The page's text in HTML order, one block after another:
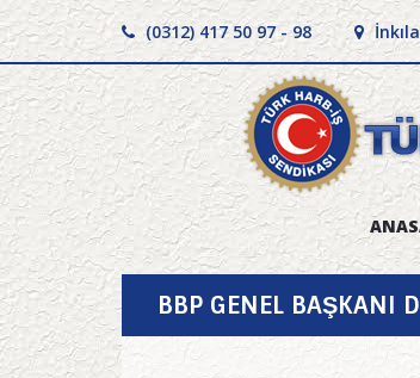
(0312) 417 50 97 - 98
BBP GENEL BAŞKANI